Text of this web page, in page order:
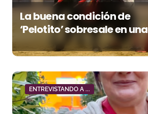
La buena condición de
‘Pelotito’ sobresale en una
noche gris en Las Ventas
ENTREVISTANDO A ...